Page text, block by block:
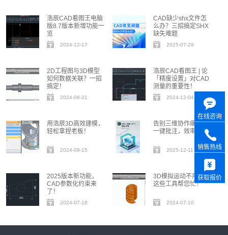
浩辰CAD看图王电脑
版8.7版本新增功能一
览
2024-12-17
CAD缺少shx文件怎
么办？三招搞定SHX
缺失难题
2025-07-29
2D工程图与3D模型
如何数据关联？一招
搞定！
2024-06-21
浩辰CAD看图王 | 论
「精度设置」对CAD
测量的重要性！
2024-12-04
用浩辰3D高效建模，
轻松拿捏老板！
2024-08-15
告别三维协作痛点：
一键批注，效率翻倍
2025-12-11
2025版本新功能，
CAD参数化约束来
了！
2024-07-18
3D模拟运动不用慌，
这些工具帮您忙！
2024-07-10
在线咨询
销售热线
获取报价